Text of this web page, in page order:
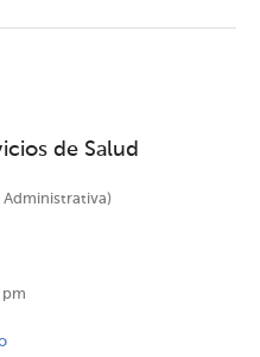
de Salud
Administrativa)
pm